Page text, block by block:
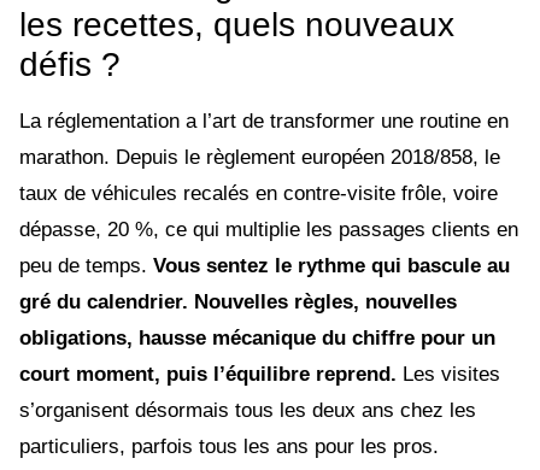
les recettes, quels nouveaux
défis ?
La réglementation a l’art de transformer une routine en
marathon. Depuis le règlement européen 2018/858, le
taux de véhicules recalés en contre-visite frôle, voire
dépasse, 20 %, ce qui multiplie les passages clients en
peu de temps. Vous sentez le rythme qui bascule au
gré du calendrier. Nouvelles règles, nouvelles
obligations, hausse mécanique du chiffre pour un
court moment, puis l’équilibre reprend. Les visites
s’organisent désormais tous les deux ans chez les
particuliers, parfois tous les ans pour les pros.